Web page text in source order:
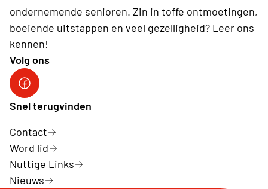
ondernemende senioren. Zin in toffe ontmoetingen,
boeiende uitstappen en veel gezelligheid? Leer ons
kennen!
Volg ons
Neos DiNA
Snel terugvinden
Contact
Word lid
Nuttige Links
Nieuws